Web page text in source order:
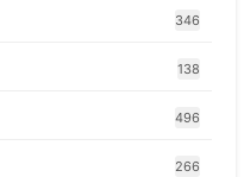
346
138
496
266